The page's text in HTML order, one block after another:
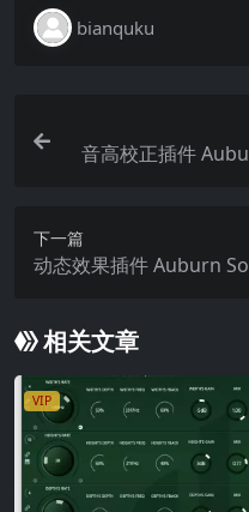
bianquku
音高校正插件
下一篇
动态效果插件 Auburn
相关文章
VIP